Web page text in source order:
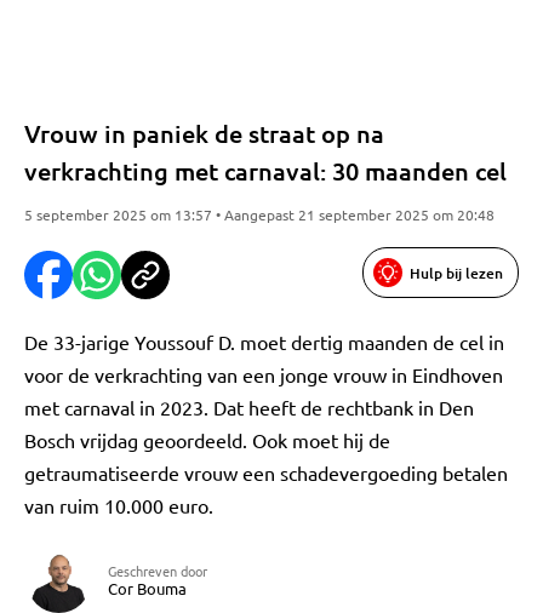
Vrouw in paniek de straat op na
verkrachting met carnaval: 30 maanden cel
5 september 2025 om 13:57 • Aangepast 21 september 2025 om 20:48
Hulp bij lezen
De 33-jarige Youssouf D. moet dertig maanden de cel in
voor de verkrachting van een jonge vrouw in Eindhoven
met carnaval in 2023. Dat heeft de rechtbank in Den
Bosch vrijdag geoordeeld. Ook moet hij de
getraumatiseerde vrouw een schadevergoeding betalen
van ruim 10.000 euro.
Geschreven door
Cor Bouma